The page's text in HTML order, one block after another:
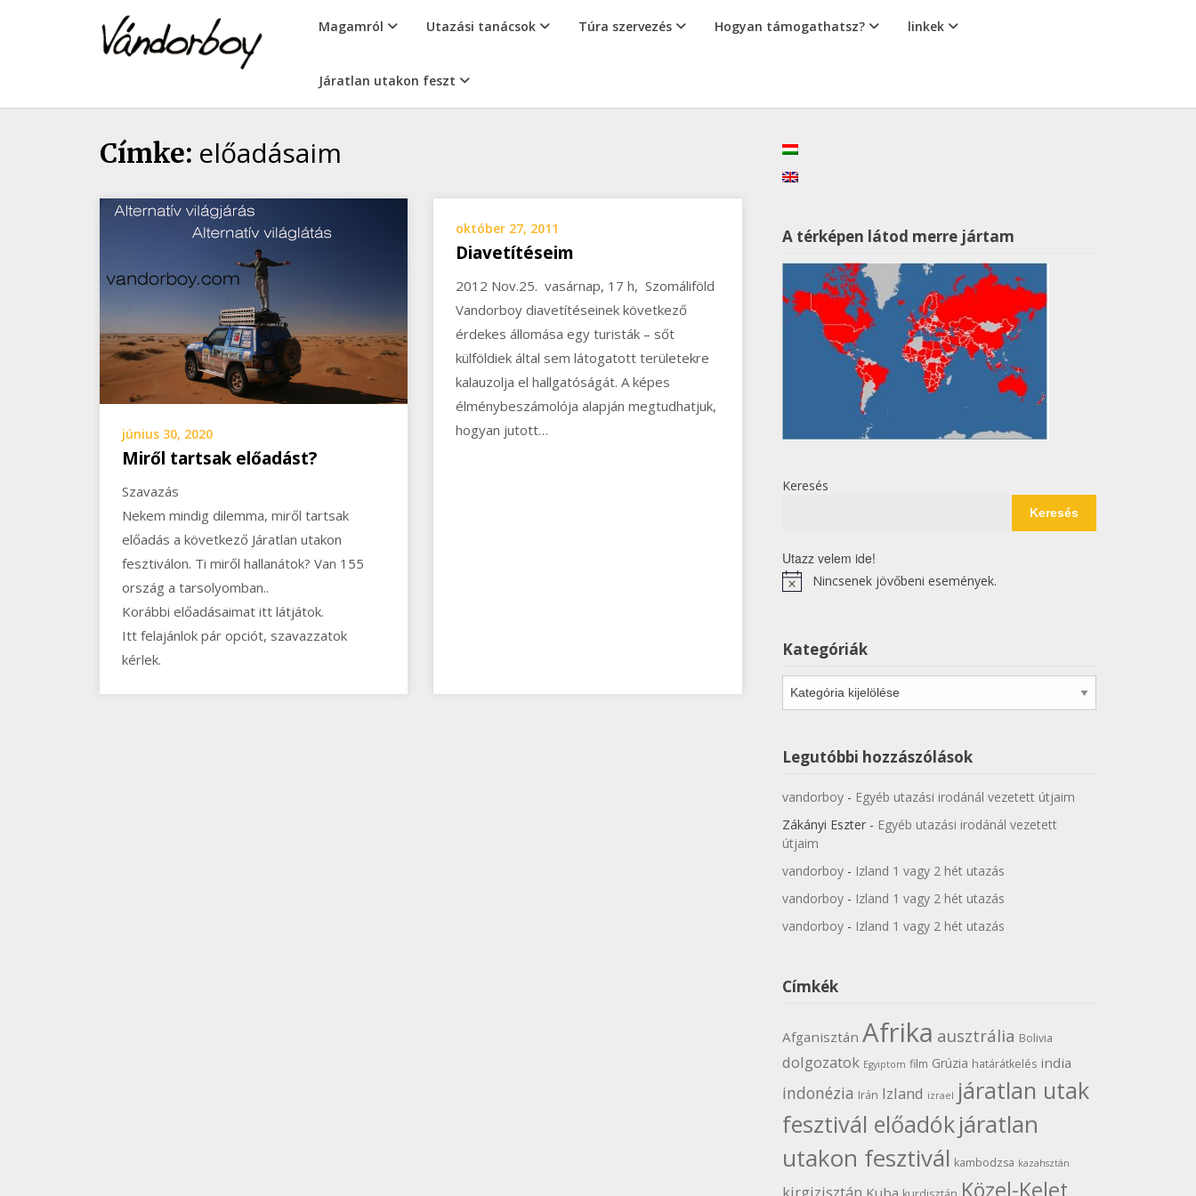
vandorboy
Magamról Utazási tanácsok Túra szervezés Hogyan támogathatsz? linkek
Járatlan utakon feszt
Címke: előadásaim
június 30, 2020
Miről tartsak előadást?
Szavazás
Nekem mindig dilemma, miről tartsak
előadás a következő Járatlan utakon
fesztiválon. Ti miről hallanátok? Van 155
ország a tarsolyomban..
Korábbi előadásaimat itt látjátok.
Itt felajánlok pár opciót, szavazzatok
kérlek.
október 27, 2011
Diavetítéseim
2012 Nov.25. vasárnap, 17 h, Szomáliföld
Vandorboy diavetítéseinek következő
érdekes állomása egy turisták – sőt
külföldiek által sem látogatott területekre
kalauzolja el hallgatóságát. A képes
élménybeszámolója alapján megtudhatjuk,
hogyan jutott…
A térképen látod merre jártam
Keresés
Keresés
Utazz velem ide!
NoticeNincsenek jövőbeni események.
Kategóriák
Kategóriák
Legutóbbi hozzászólások
vandorboy- Egyéb utazási irodánál vezetett útjaim
Zákányi Eszter- Egyéb utazási irodánál vezetett
útjaim
vandorboy- Izland 1 vagy 2 hét utazás
vandorboy- Izland 1 vagy 2 hét utazás
vandorboy- Izland 1 vagy 2 hét utazás
Címkék
Afganisztán Afrika ausztrália Bolivia
dolgozatok Egyiptom film Grúzia határátkelés india
indonézia Irán Izland izrael járatlan utak
fesztivál előadókjáratlan
utakon fesztivál kambodzsa kazahsztán
kirgizisztán Kuba Közel-Kelet